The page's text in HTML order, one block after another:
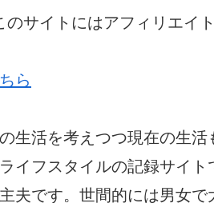
のサイトにはアフィリエイ
ら
生活を考えつつ現在の生活
イフスタイルの記録サイト
夫です。世間的には男女で